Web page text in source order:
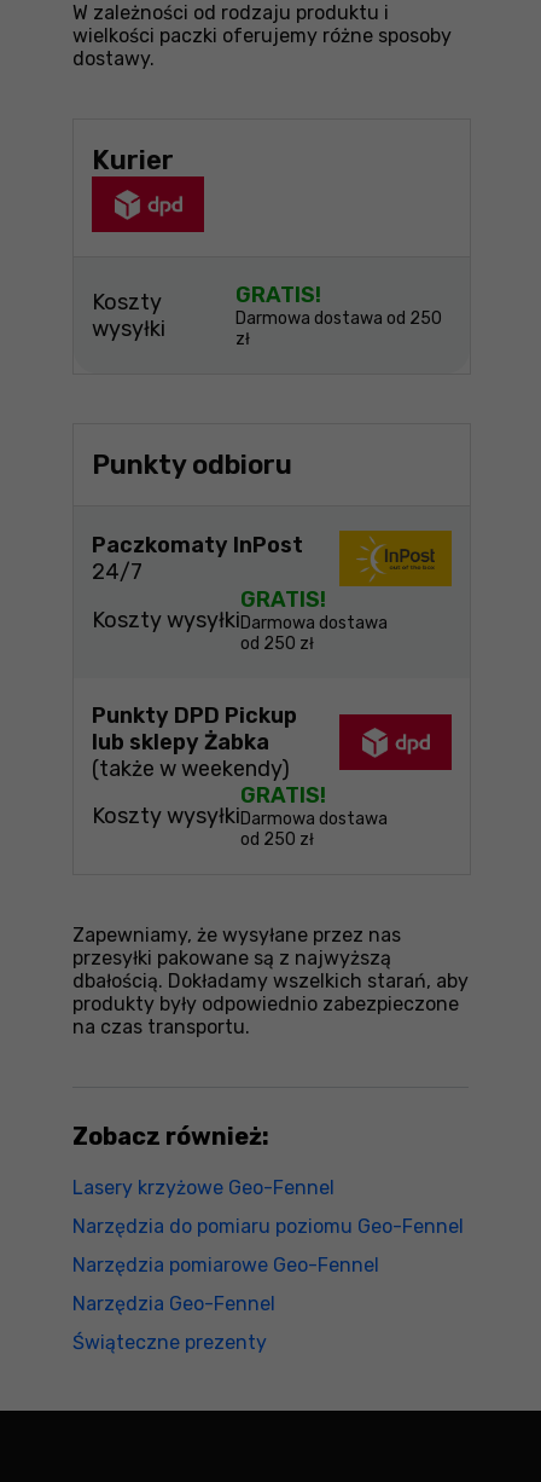
W zależności od rodzaju produktu i
wielkości paczki oferujemy różne sposoby
dostawy.
Kurier
Koszty
wysyłki
GRATIS!
Darmowa dostawa od 250
zł
Punkty odbioru
Paczkomaty InPost
24/7
Koszty wysyłki
GRATIS!
Darmowa dostawa
od 250 zł
Punkty DPD Pickup
lub sklepy Żabka
(także w weekendy)
Koszty wysyłki
GRATIS!
Darmowa dostawa
od 250 zł
Zapewniamy, że wysyłane przez nas
przesyłki pakowane są z najwyższą
dbałością. Dokładamy wszelkich starań, aby
produkty były odpowiednio zabezpieczone
na czas transportu.
Zobacz również:
Lasery krzyżowe Geo-Fennel
Narzędzia do pomiaru poziomu Geo-Fennel
Narzędzia pomiarowe Geo-Fennel
Narzędzia Geo-Fennel
Świąteczne prezenty